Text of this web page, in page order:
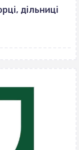
дільниці